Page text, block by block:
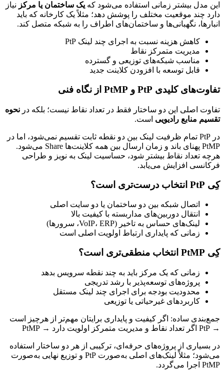
این مدل بیشتر زمانی استفاده می‌شود که یک ساختمان یا مرکز نیاز
دارد چند موقعیت مختلف را پوشش دهد؛ مثلاً یک کارخانه که باید
انبارها، نگهبانی‌ها و ساختمان‌های اطراف را به شبکه متصل کند.
کاهش هزینه نسبت به اجرای چند لینک PtP
مدیریت متمرکز نقاط
مناسب شبکه‌های توزیعی و گسترده
قابل توسعه با افزودن کلاینت جدید
تفاوت‌های کلیدی PtP و PtMP از نگاه فنی
تفاوت اصلی این دو ساختار فقط در تعداد نقاط نیست؛ بلکه در نحوه
تقسیم منابع رادیویی است.
در PtP تمام ظرفیت لینک بین دو نقطه ثابت تقسیم نمی‌شود، اما در
PtMP پهنای باند و زمان ارسال بین همه کلاینت‌ها Share می‌شود.
هرچه تعداد نقاط بیشتر شود، حساسیت لینک به نویز و طراحی
فرکانسی افزایش می‌یابد.
کِی PtP انتخاب درست‌تری است؟
اتصال شبکه بین دو ساختمان یا دو سایت اصلی
انتقال دوربین‌های مداربسته با کیفیت بالا
لینک‌های حساس به تاخیر (VoIP، ERP، سرورها)
زمانی که پایداری ارتباط اولویت اصلی است
کِی PtMP انتخاب منطقی‌تری است؟
زمانی که یک مرکز باید به چند نقطه سرویس بدهد
پروژه‌های توسعه‌پذیر با رشد تدریجی
محدودیت بودجه برای اجرای چند لینک مستقل
کاربردهای غیرحیاتی یا توزیعی
جمع‌بندی ساده: اگر کیفیت و پایداری برایتان مهم‌تر از هرچیز است
→ PtP اگر تعداد نقاط و مدیریت متمرکز اولویت دارد → PtMP
در بسیاری از پروژه‌های حرفه‌ای، ترکیبی از هر دو ساختار استفاده
می‌شود؛ مثلاً لینک‌های اصلی به‌صورت PtP و توزیع نهایی به‌صورت
PtMP اجرا می‌گردد.